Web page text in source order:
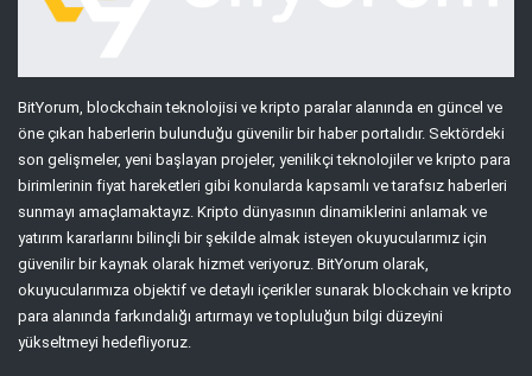
BitYorum, blockchain teknolojisi ve kripto paralar alanında en güncel ve
öne çıkan haberlerin bulunduğu güvenilir bir haber portalıdır. Sektördeki
son gelişmeler, yeni başlayan projeler, yenilikçi teknolojiler ve kripto para
birimlerinin fiyat hareketleri gibi konularda kapsamlı ve tarafsız haberleri
sunmayı amaçlamaktayız. Kripto dünyasının dinamiklerini anlamak ve
yatırım kararlarını bilinçli bir şekilde almak isteyen okuyucularımız için
güvenilir bir kaynak olarak hizmet veriyoruz. BitYorum olarak,
okuyucularımıza objektif ve detaylı içerikler sunarak blockchain ve kripto
para alanında farkındalığı artırmayı ve topluluğun bilgi düzeyini
yükseltmeyi hedefliyoruz.